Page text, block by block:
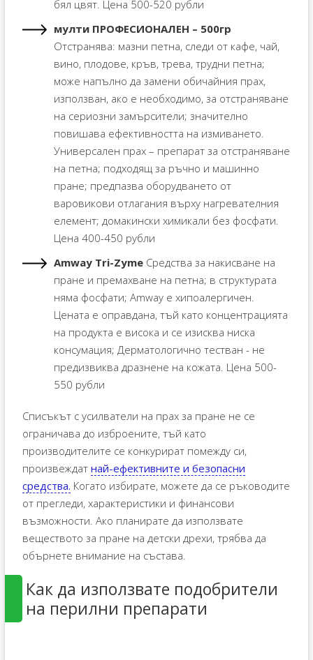
бял цвят. Цена 500-520 рубли
мулти ПРОФЕСИОНАЛЕН – 500гр
Отстранява: мазни петна, следи от кафе, чай,
вино, плодове, кръв, трева, трудни петна;
може напълно да замени обичайния прах,
използван, ако е необходимо, за отстраняване
на сериозни замърсители; значително
повишава ефективността на измиването.
Универсален прах – препарат за отстраняване
на петна; подходящ за ръчно и машинно
пране; предпазва оборудването от
варовикови отлагания върху нагревателния
елемент; домакински химикали без фосфати.
Цена 400-450 рубли
Amway Tri-ZymeСредства за накисване на
пране и премахване на петна; в структурата
няма фосфати; Amway е хипоалергичен.
Цената е оправдана, тъй като концентрацията
на продукта е висока и се изисква ниска
консумация; Дерматологично тестван - не
предизвиква дразнене на кожата. Цена 500-
550 рубли
Списъкът с усилватели на прах за пране не се
ограничава до изброените, тъй като
производителите се конкурират помежду си,
произвеждат най-ефективните и безопасни
средства. Когато избирате, можете да се ръководите
от прегледи, характеристики и финансови
възможности. Ако планирате да използвате
веществото за пране на детски дрехи, трябва да
обърнете внимание на състава.
Как да използвате подобрители
на перилни препарати